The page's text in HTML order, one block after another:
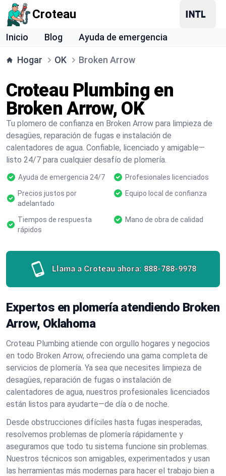
Croteau
Inicio Blog Ayuda de emergencia
Hogar OK Broken Arrow
Croteau Plumbing en
Broken Arrow, OK
Tu plomero de confianza en Broken Arrow para limpieza de
desagües, reparación de fugas e instalación de
calentadores de agua. Confiable, licenciado y amigable—
listo 24/7 para cualquier desafío de plomería.
Ayuda de emergencia 24/7
Profesionales licenciados
Precios justos por
adelantado
Equipo local de confianza
Tiempos de respuesta
rápidos
Mano de obra de calidad
Llama a Croteau ahora: 888-788-9978
Expertos en plomería atendiendo Broken
Arrow, Oklahoma
Croteau Plumbing atiende con orgullo hogares y negocios
en todo Broken Arrow, ofreciendo una gama completa de
servicios de plomería. Ya sea que necesites limpieza de
desagües, reparación de fugas o instalación de
calentadores de agua, nuestros profesionales licenciados
están listos para ayudarte—de día o de noche.
Desde obstrucciones difíciles hasta fugas inesperadas,
resolvemos problemas de plomería rápidamente y
aseguramos que todo tu sistema funcione sin problemas.
Nuestros técnicos son amigables, experimentados y usan
las herramientas más modernas para hacer el trabajo bien a